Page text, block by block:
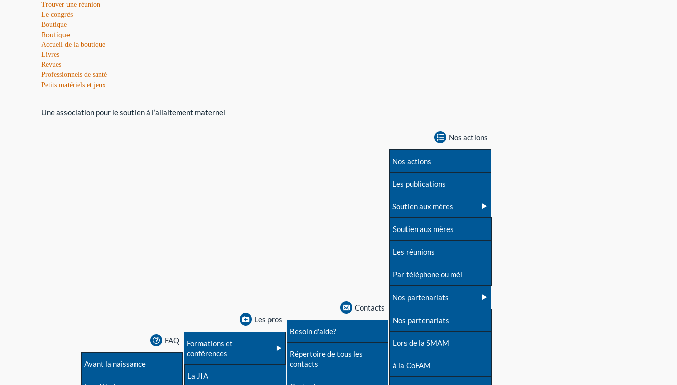
Trouver une réunion
Le congrès
Boutique
Boutique
Accueil de la boutique
Livres
Revues
Professionnels de santé
Petits matériels et jeux
Une association pour le soutien à l’allaitement maternel
FAQ
Avant la naissance
Les pros
Formations et
conférences
La JIA
Contacts
Besoin d'aide?
Répertoire de tous les
contacts
Nos actions
Nos actions
Les publications
Soutien aux mères
Soutien aux mères
Les réunions
Par téléphone ou mél
Nos partenariats
Nos partenariats
Lors de la SMAM
à la CoFAM